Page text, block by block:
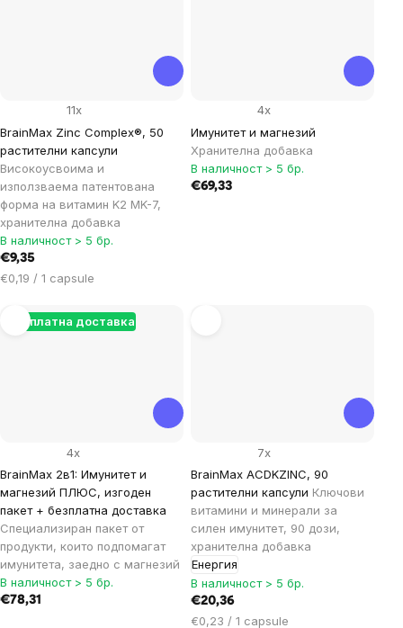
BrainMax Zinc Complex®, 50
растителни капсули
Високоусвоима и
използваема патентована
форма на витамин K2 MK-7,
хранителна добавка
11x
В наличност > 5 бр.
€9,35
Цена
мярка:
€0,19 / 1 capsule
Имунитет и магнезий
Хранителна добавка
4x
В наличност > 5 бр.
€69,33
Безплатна доставка
BrainMax 2в1: Имунитет и
магнезий ПЛЮС, изгоден
пакет + безплатна доставка
Специализиран пакет от
продукти, които подпомагат
имунитета, заедно с магнезий
4x
В наличност > 5 бр.
€78,31
BrainMax ACDKZINC, 90
растителни капсули Ключови
витамини и минерали за
силен имунитет, 90 дози,
хранителна добавка
Енергия
7x
В наличност > 5 бр.
€20,36
Цена
€0,23 / 1 capsule